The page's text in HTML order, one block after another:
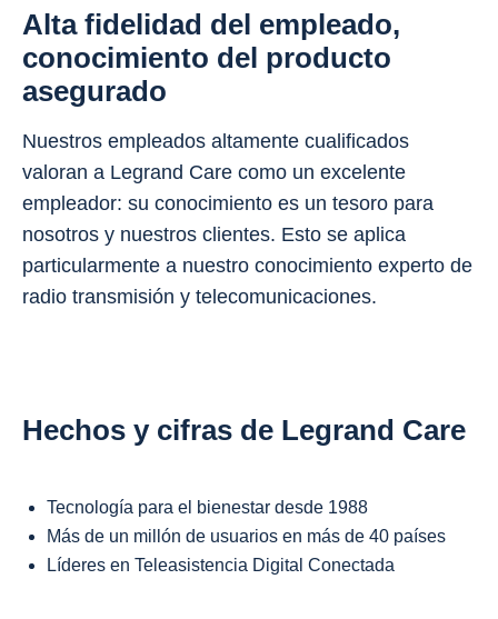
Alta fidelidad del empleado,
conocimiento del producto
asegurado
Nuestros empleados altamente cualificados
valoran a Legrand Care como un excelente
empleador: su conocimiento es un tesoro para
nosotros y nuestros clientes. Esto se aplica
particularmente a nuestro conocimiento experto de
radio transmisión y telecomunicaciones.
Hechos y cifras de Legrand Care
Tecnología para el bienestar desde 1988
Más de un millón de usuarios en más de 40 países
Líderes en Teleasistencia Digital Conectada